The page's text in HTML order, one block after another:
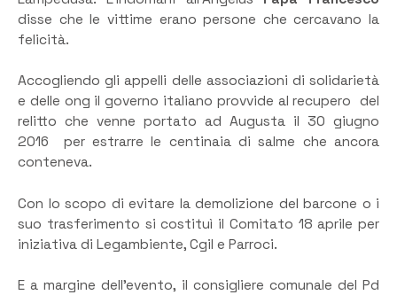
disse che le vittime erano persone che cercavano la
felicità.
Accogliendo gli appelli delle associazioni di solidarietà
e delle ong il governo italiano provvide al recupero del
relitto che venne portato ad Augusta il 30 giugno
2016 per estrarre le centinaia di salme che ancora
conteneva.
Con lo scopo di evitare la demolizione del barcone o i
suo trasferimento si costituì il Comitato 18 aprile per
iniziativa di Legambiente, Cgil e Parroci.
E a margine dell’evento, il consigliere comunale del Pd